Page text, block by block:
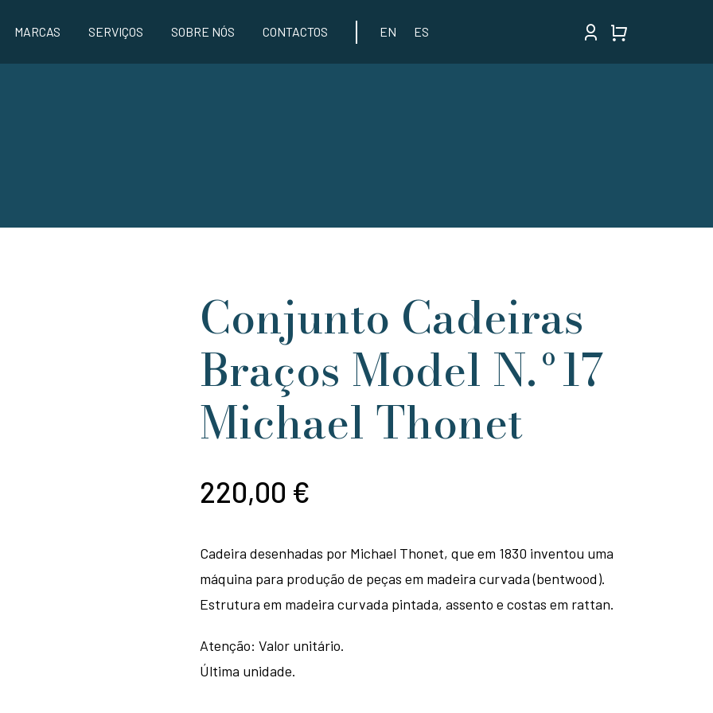
MARCAS SERVIÇOS SOBRE NÓS CONTACTOS EN ES
Conjunto Cadeiras
Braços Model N.º17
Michael Thonet
220,00 €
Cadeira desenhadas por Michael Thonet, que em 1830 inventou uma
máquina para produção de peças em madeira curvada (bentwood).
Estrutura em madeira curvada pintada, assento e costas em rattan.
Atenção: Valor unitário.
Última unidade.